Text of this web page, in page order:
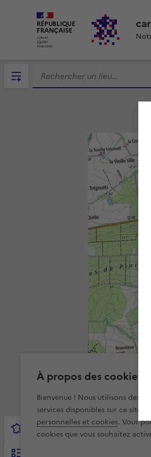
RÉPUBLIQUE
FRANÇAISE
À propos des cookies
Bienvenue ! Nous utilisons des
services disponibles sur ce site.
personnelles et cookies. Vous
cookies que vous souhaitez